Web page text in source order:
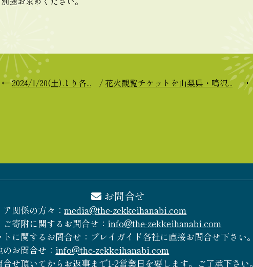
←2024/1/20(土)より各... / 花火観覧チケットを山梨県・鳴沢...→
お問合せ
ア関係の方々：media@the-zekkeihanabi.com
ご寄附に関するお問合せ： info@the-zekkeihanabi.com
トに関するお問合せ：プレイガイド各社に直接お問合せ下さい。
のお問合せ： info@the-zekkeihanabi.com
せ頂いてからお返事まで1-2営業日を要します。ご了承下さい。